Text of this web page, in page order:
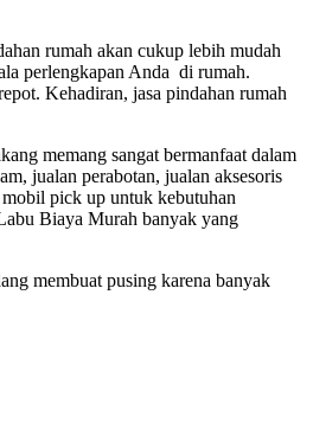
rumah akan cukup lebih mudah
perlengkapan Anda di rumah.
Kehadiran, jasa pindahan rumah
memang sangat bermanfaat dalam
jualan perabotan, jualan aksesoris
pick up untuk kebutuhan
Biaya Murah banyak yang
membuat pusing karena banyak